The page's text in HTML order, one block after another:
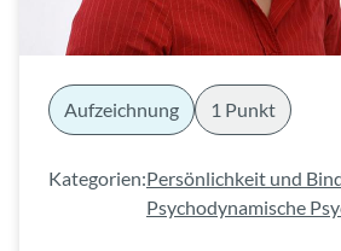
Aufzeichnung 1 Punkt
Kategorien:Persönlichkeit und
Psychodynamische